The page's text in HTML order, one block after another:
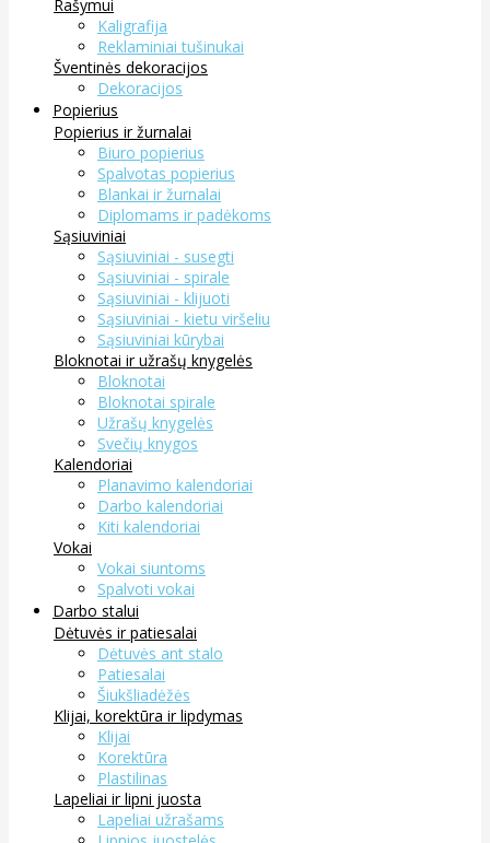
Rašymui
Kaligrafija
Reklaminiai tušinukai
Šventinės dekoracijos
Dekoracijos
Popierius
Popierius ir žurnalai
Biuro popierius
Spalvotas popierius
Blankai ir žurnalai
Diplomams ir padėkoms
Sąsiuviniai
Sąsiuviniai - susegti
Sąsiuviniai - spirale
Sąsiuviniai - klijuoti
Sąsiuviniai - kietu viršeliu
Sąsiuviniai kūrybai
Bloknotai ir užrašų knygelės
Bloknotai
Bloknotai spirale
Užrašų knygelės
Svečių knygos
Kalendoriai
Planavimo kalendoriai
Darbo kalendoriai
Kiti kalendoriai
Vokai
Vokai siuntoms
Spalvoti vokai
Darbo stalui
Dėtuvės ir patiesalai
Dėtuvės ant stalo
Patiesalai
Šiukšliadėžės
Klijai, korektūra ir lipdymas
Klijai
Korektūra
Plastilinas
Lapeliai ir lipni juosta
Lapeliai užrašams